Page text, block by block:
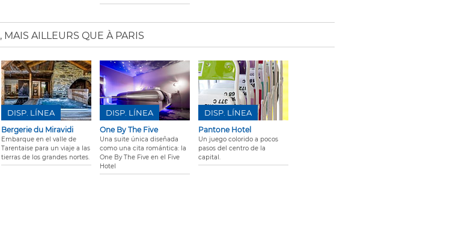
, MAIS AILLEURS QUE À PARIS
Bergerie du Miravidi
Embarque en el valle de
Tarentaise para un viaje a las
tierras de los grandes nortes.
DISP. LÍNEA
One By The Five
Una suite única diseñada
como una cita romántica: la
One By The Five en el Five
Hotel
DISP. LÍNEA
Pantone Hotel
Un juego colorido a pocos
pasos del centro de la
capital.
DISP. LÍNEA